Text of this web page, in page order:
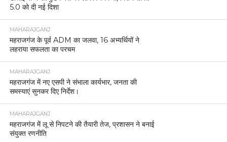
5.0 को दी नई दिशा
MAHARAJGANJ
महराजगंज के पूर्व ADM का जलवा, 16 अभ्यर्थियों ने
लहराया सफलता का परचम
MAHARAJGANJ
महराजगंज में नए एसपी ने संभाला कार्यभार, जनता की
समस्याएं सुनकर दिए निर्देश।
MAHARAJGANJ
महराजगंज में लू से निपटने की तैयारी तेज, प्रशासन ने बनाई
संयुक्त रणनीति